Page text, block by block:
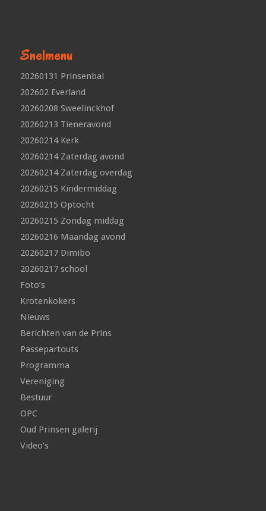
Snelmenu
20260131 Prinsenbal
202602 Everland
20260208 Sweelinckhof
20260213 Tieneravond
20260214 Kerk
20260214 Zaterdag avond
20260214 Zaterdag overdag
20260215 Kindermiddag
20260215 Optocht
20260215 Zondag middag
20260216 Maandag avond
20260217 Dimibo
20260217 school
Foto’s
Krotenkokers
Nieuws
Berichten van de Prins
Passepartouts
Programma
Vereniging
Bestuur
OPC
Oud Prinsen galerij
Video’s